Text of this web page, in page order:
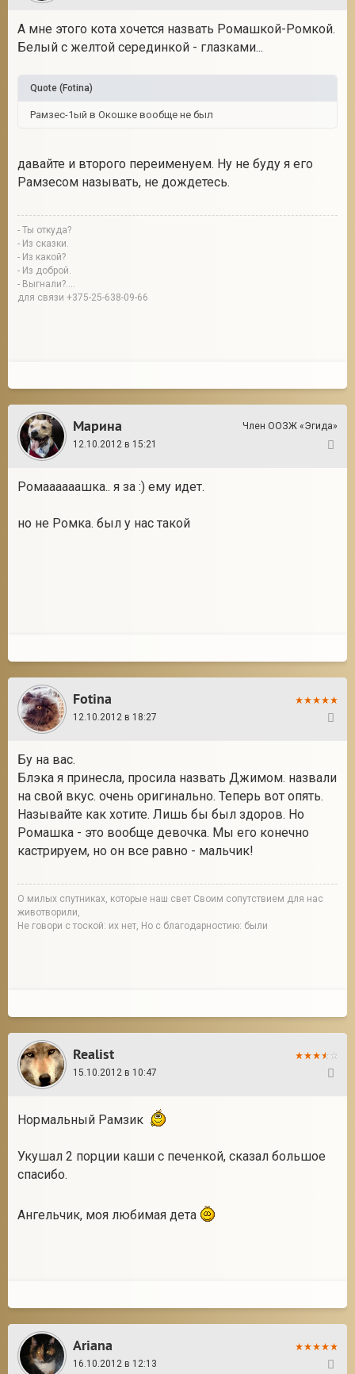
А мне этого кота хочется назвать Ромашкой-Ромкой.
Белый с желтой серединкой - глазками...
Quote (Fotina)
Рамзес-1ый в Окошке вообще не был
давайте и второго переименуем. Ну не буду я его
Рамзесом называть, не дождетесь.
- Ты откуда?
- Из сказки.
- Из какой?
- Из доброй.
- Выгнали?....
для связи +375-25-638-09-66
Марина
Член ООЗЖ «Эгида»
12.10.2012 в 15:21
Ромаааааашка.. я за :) ему идет.
но не Ромка. был у нас такой
Fotina
12.10.2012 в 18:27
Бу на вас.
Блэка я принесла, просила назвать Джимом. назвали
на свой вкус. очень оригинально. Теперь вот опять.
Называйте как хотите. Лишь бы был здоров. Но
Ромашка - это вообще девочка. Мы его конечно
кастрируем, но он все равно - мальчик!
О милых спутниках, которые наш свет Своим сопутствием для нас
животворили,
Не говори с тоской: их нет, Но с благодарностию: были
Realist
15.10.2012 в 10:47
Нормальный Рамзик
Укушал 2 порции каши с печенкой, сказал большое
спасибо.
Ангельчик, моя любимая дета
Ariana
16.10.2012 в 12:13